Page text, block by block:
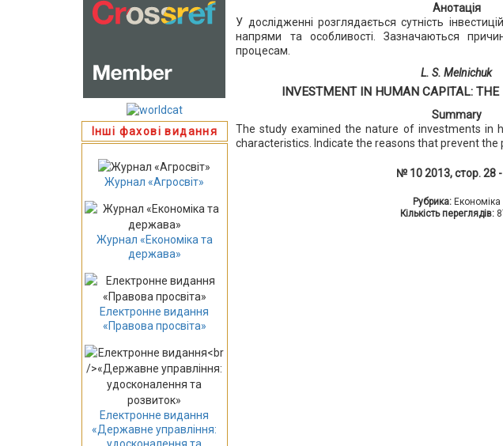
Інші фахові видання
Журнал «Агросвіт»
Журнал «Економіка та
держава»
Електронне видання
«Правова просвіта»
Електронне видання
«Державне управління:
Анотація
У дослідженні розглядається сутність
напрями та особливості. Зазначаються
процесам.
L. S. Melnichuk
ІNVESTMENT IN HUMAN CAPITAL:
Summary
The study examined the nature of investments in
characteristics. Indicate the reasons that prevent the
№ 10 2013, стор. 28
Рубрика: Економіка
Кількість переглядів: